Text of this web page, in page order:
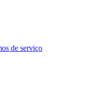
de serviço